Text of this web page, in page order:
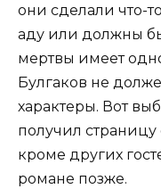
они сделали что-
аду или должны
мертвы имеет
Булгаков не
характеры. Вот
получил страницу
кроме других
романе позже.